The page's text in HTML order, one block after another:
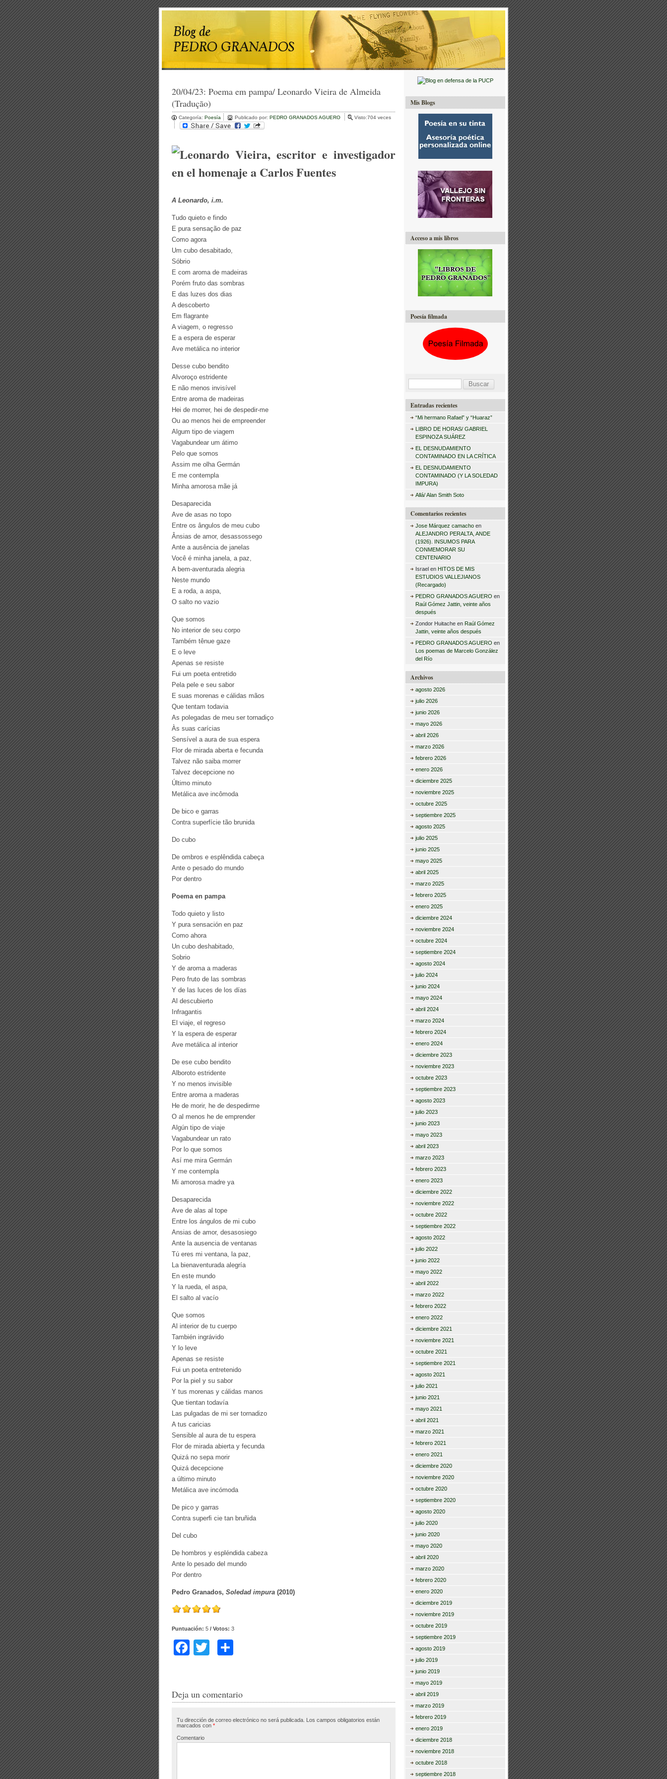
20/04/23: Poema em pampa/ Leonardo Vieira de Almeida
(Tradução)
Categoría: Poesía Publicado por: PEDRO GRANADOS AGUERO Visto:704 veces
A Leonardo, i.m.
Tudo quieto e findo
E pura sensação de paz
Como agora
Um cubo desabitado,
Sóbrio
E com aroma de madeiras
Porém fruto das sombras
E das luzes dos dias
A descoberto
Em flagrante
A viagem, o regresso
E a espera de esperar
Ave metálica no interior
Desse cubo bendito
Alvoroço estridente
E não menos invisível
Entre aroma de madeiras
Hei de morrer, hei de despedir-me
Ou ao menos hei de empreender
Algum tipo de viagem
Vagabundear um átimo
Pelo que somos
Assim me olha Germán
E me contempla
Minha amorosa mãe já
Desaparecida
Ave de asas no topo
Entre os ângulos de meu cubo
Ânsias de amor, desassossego
Ante a ausência de janelas
Você é minha janela, a paz,
A bem-aventurada alegria
Neste mundo
E a roda, a aspa,
O salto no vazio
Que somos
No interior de seu corpo
Também tênue gaze
E o leve
Apenas se resiste
Fui um poeta entretido
Pela pele e seu sabor
E suas morenas e cálidas mãos
Que tentam todavia
As polegadas de meu ser tornadiço
Às suas carícias
Sensível a aura de sua espera
Flor de mirada aberta e fecunda
Talvez não saiba morrer
Talvez decepcione no
Último minuto
Metálica ave incômoda
De bico e garras
Contra superfície tão brunida
Do cubo
De ombros e esplêndida cabeça
Ante o pesado do mundo
Por dentro
Poema en pampa
Todo quieto y listo
Y pura sensación en paz
Como ahora
Un cubo deshabitado,
Sobrio
Y de aroma a maderas
Pero fruto de las sombras
Y de las luces de los días
Al descubierto
Infragantis
El viaje, el regreso
Y la espera de esperar
Ave metálica al interior
De ese cubo bendito
Alboroto estridente
Y no menos invisible
Entre aroma a maderas
He de morir, he de despedirme
O al menos he de emprender
Algún tipo de viaje
Vagabundear un rato
Por lo que somos
Así me mira Germán
Y me contempla
Mi amorosa madre ya
Desaparecida
Ave de alas al tope
Entre los ángulos de mi cubo
Ansias de amor, desasosiego
Ante la ausencia de ventanas
Tú eres mi ventana, la paz,
La bienaventurada alegría
En este mundo
Y la rueda, el aspa,
El salto al vacío
Que somos
Al interior de tu cuerpo
También ingrávido
Y lo leve
Apenas se resiste
Fui un poeta entretenido
Por la piel y su sabor
Y tus morenas y cálidas manos
Que tientan todavía
Las pulgadas de mi ser tornadizo
A tus caricias
Sensible al aura de tu espera
Flor de mirada abierta y fecunda
Quizá no sepa morir
Quizá decepcione
a último minuto
Metálica ave incómoda
De pico y garras
Contra superﬁ cie tan bruñida
Del cubo
De hombros y espléndida cabeza
Ante lo pesado del mundo
Por dentro
Pedro Granados, Soledad impura (2010)
Puntuación: 5 / Votos: 3
F
e
o
o
er p
tir
Deja un comentario
Tu dirección de correo electrónico no será publicada.
Los campos obligatorios están
marcados con *
Comentario
Mis Blogs
Acceso a mis libros
Poesía filmada
s
r
Entradas recientes
“Mi hermano Rafael” y “Huaraz”
LIBRO DE HORAS/ GABRIEL
ESPINOZA SUÁREZ
EL DESNUDAMIENTO
CONTAMINADO EN LA CRÍTICA
EL DESNUDAMIENTO
CONTAMINADO (Y LA SOLEDAD
IMPURA)
Allá/ Alan Smith Soto
Comentarios recientes
Jose Márquez camachoen
ALEJANDRO PERALTA, ANDE
(1926). INSUMOS PARA
CONMEMORAR SU
CENTENARIO
Israelen HITOS DE MIS
ESTUDIOS VALLEJIANOS
(Recargado)
PEDRO GRANADOS AGUERO en
Raúl Gómez Jattin, veinte años
después
Zondor Huitacheen Raúl Gómez
Jattin, veinte años después
PEDRO GRANADOS AGUERO en
Los poemas de Marcelo González
del Río
Archivos
agosto 2026
julio 2026
junio 2026
mayo 2026
abril 2026
marzo 2026
febrero 2026
enero 2026
diciembre 2025
noviembre 2025
octubre 2025
septiembre 2025
agosto 2025
julio 2025
junio 2025
mayo 2025
abril 2025
marzo 2025
febrero 2025
enero 2025
diciembre 2024
noviembre 2024
octubre 2024
septiembre 2024
agosto 2024
julio 2024
junio 2024
mayo 2024
abril 2024
marzo 2024
febrero 2024
enero 2024
diciembre 2023
noviembre 2023
octubre 2023
septiembre 2023
agosto 2023
julio 2023
junio 2023
mayo 2023
abril 2023
marzo 2023
febrero 2023
enero 2023
diciembre 2022
noviembre 2022
octubre 2022
septiembre 2022
agosto 2022
julio 2022
junio 2022
mayo 2022
abril 2022
marzo 2022
febrero 2022
enero 2022
diciembre 2021
noviembre 2021
octubre 2021
septiembre 2021
agosto 2021
julio 2021
junio 2021
mayo 2021
abril 2021
marzo 2021
febrero 2021
enero 2021
diciembre 2020
noviembre 2020
octubre 2020
septiembre 2020
agosto 2020
julio 2020
junio 2020
mayo 2020
abril 2020
marzo 2020
febrero 2020
enero 2020
diciembre 2019
noviembre 2019
octubre 2019
septiembre 2019
agosto 2019
julio 2019
junio 2019
mayo 2019
abril 2019
marzo 2019
febrero 2019
enero 2019
diciembre 2018
noviembre 2018
octubre 2018
septiembre 2018